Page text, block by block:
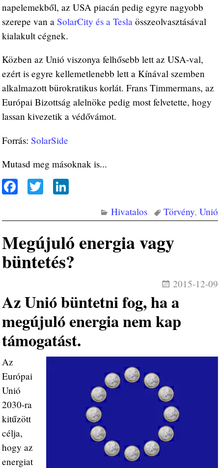
napelemekből, az USA piacán pedig egyre nagyobb
szerepe van aSolarCity és a Tesla összeolvasztásával
kialakult cégnek.
Közben az Unió viszonya felhősebb lett az USA-val,
ezért is egyre kellemetlenebb lett a Kínával szemben
alkalmazott bürokratikus korlát. Frans Timmermans, az
Európai Bizottság alelnöke pedig most felvetette, hogy
lassan kivezetik a védővámot.
Forrás:SolarSide
Mutasd meg másoknak is...
Fa
bo
ok
T
tte
r
ed
In
Hivatalos Törvény, Unió
Megújuló energia vagy
büntetés?
2015-12-09
Az Unió büntetni fog, ha a
megújuló energia nem kap
támogatást.
Az
Európai
Unió
2030-ra
kitűzött
célja,
hogy az
energiat